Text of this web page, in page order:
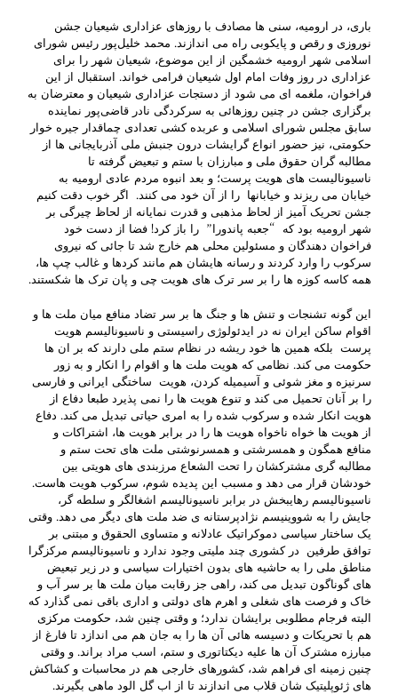
باری، در ارومیه، سنی ها مصادف با روزهای عزاداری شیعیان جشن
نوروزی و رقص و پایکوبی راه می اندازند. محمد خلیل‌پور رئیس شورای
اسلامی شهر ارومیه خشمگین از این موضوع، شیعیان شهر را برای
عزاداری در روز وفات امام اول شیعیان فرامی خواند. استقبال از این
فراخوان، ملغمه ای می شود از دستجات عزاداری شیعیان و معترضان به
برگزاری جشن در چنین روزهائی به سرکردگی نادر قاضی‌پور نماینده
سابق مجلس شورای اسلامی و عربده کشی تعدادی چماقدار جیره خوار
حکومتی، نیز حضور انواع گرایشات درون جنبش ملی آذربایجانی ها از
مطالبه گران حقوق ملی و مبارزان با ستم و تبعیض گرفته تا
ناسیونالیست های هویت پرست؛ و بعد انبوه مردم عادی ارومیه به
خیابان می ریزند و خیابانها را از آن خود می کنند. اگر خوب دقت کنیم
جشن تحریک آمیز از لحاظ مذهبی و قدرت نمایانه از لحاظ چیرگی بر
شهر ارومیه بود که “جعبه پاندورا” را باز کرد! فضا از دست خود
فراخوان دهندگان و مسئولین محلی هم خارج شد تا جائی که نیروی
سرکوب را وارد کردند و رسانه هایشان هم مانند کردها و غالب چپ ها،
همه کاسه کوزه ها را بر سر ترک های هویت چی و پان ترک ها شکستند.
این گونه تشنجات و تنش ها و جنگ ها بر سر تضاد منافع میان ملت ها و
اقوام ساکن ایران نه در ایدئولوژی راسیستی و ناسیونالیسم هویت
پرست بلکه همین ها خود ریشه در نظام ستم ملی دارند که بر ان ها
حکومت می کند. نظامی که هویت ملت ها و اقوام را انکار و به زور
سرنیزه و مغز شوئی و آسیمیله کردن، هویت ساختگی ایرانی و فارسی
را بر آنان تحمیل می کند و تنوع هویت ها را نمی پذیرد طبعا دفاع از
هویت انکار شده و سرکوب شده را به امری حیاتی تبدیل می کند. دفاع
از هویت ها خواه ناخواه هویت ها را در برابر هویت ها، اشتراکات و
منافع همگون و همسرشتی و همسرنوشتی ملت های تحت ستم و
مطالبه گری مشترکشان را تحت الشعاع مرزبندی های هویتی بین
خودشان قرار می دهد و مسبب این پدیده شوم، سرکوب هویت هاست.
ناسیونالیسم رهایبخش در برابر ناسیونالیسم اشغالگر و سلطه گر،
جایش را به شووینیسم نژادپرستانه ی ضد ملت های دیگر می دهد. وقتی
یک ساختار سیاسی دموکراتیک عادلانه و متساوی الحقوق و مبتنی بر
توافق طرفین در کشوری چند ملیتی وجود ندارد و ناسیونالیسم مرکزگرا
مناطق ملی را به حاشیه های بدون اختیارات سیاسی و در زیر تبعیض
های گوناگون تبدیل می کند، راهی جز رقابت میان ملت ها بر سر آب و
خاک و فرصت های شغلی و اهرم های دولتی و اداری باقی نمی گذارد که
البته فرجام مطلوبی برایشان ندارد؛ و وقتی چنین شد، حکومت مرکزی
هم با تحریکات و دسیسه هائی آن ها را به جان هم می اندازد تا فارغ از
مبارزه مشترک آن ها علیه دیکتاتوری و ستم، اسب مراد براند. و وقتی
چنین زمینه ای فراهم شد، کشورهای خارجی هم در محاسبات و کشاکش
های ژئوپلیتیک شان قلاب می اندازند تا از اب گل الود ماهی بگیرند.